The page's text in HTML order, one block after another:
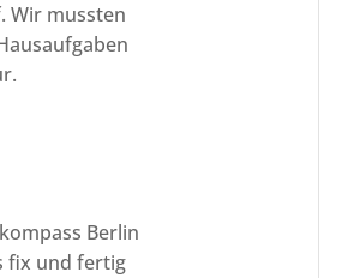
Wir mussten
Berlin
fix und fertig